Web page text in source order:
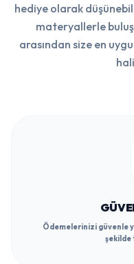
hediye olarak
materyallerle
arasından size en
Ödemelerinizi güvenle
şekilde